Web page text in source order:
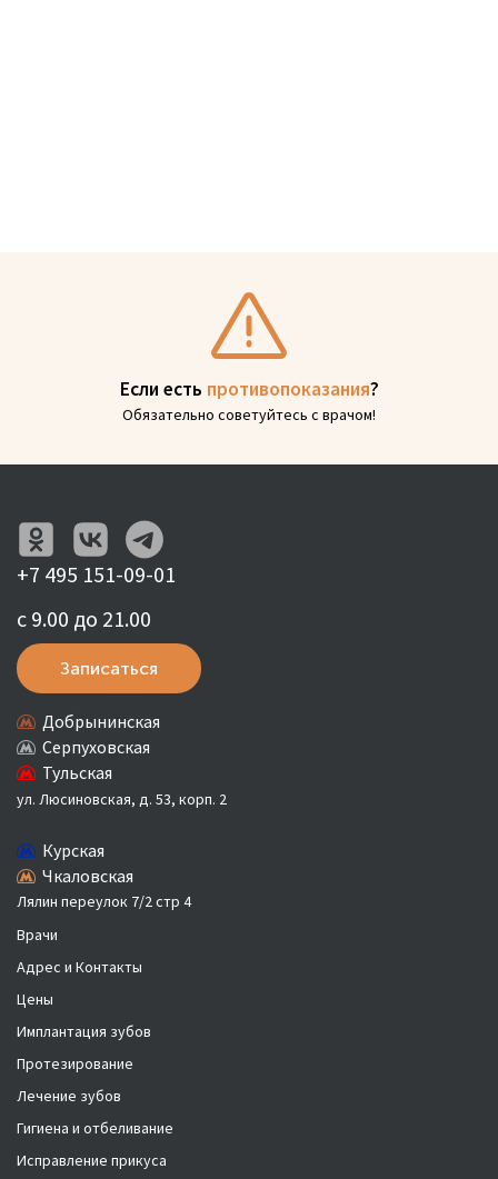
Если есть противопоказания?
Обязательно советуйтесь с врачом!
Врачи
Адрес и Контакты
Цены
Имплантация зубов
Протезирование
Лечение зубов
Гигиена и отбеливание
Исправление прикуса
+7 495 151-09-01
с 9.00 до 21.00
Записаться
Добрынинская
Серпуховская
Тульская
ул. Люсиновская, д. 53, корп. 2
Курская
Чкаловская
Лялин переулок 7/2 стр 4